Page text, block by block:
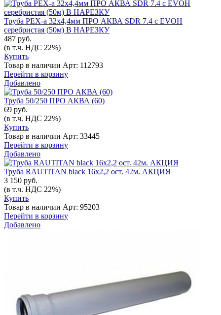
Труба PEX-a 32x4,4мм ПРО АКВА SDR 7.4 с EVOH
серебристая (50м) В НАРЕЗКУ
487 руб.
(в т.ч. НДС 22%)
Купить
Товар в наличии Арт: 112793
Перейти в корзину
Добавлено
Труба 50/250 ПРО АКВА (60)
69 руб.
(в т.ч. НДС 22%)
Купить
Товар в наличии Арт: 33445
Перейти в корзину
Добавлено
Труба RAUTITAN black 16х2,2 ост. 42м. АКЦИЯ
3 150 руб.
(в т.ч. НДС 22%)
Купить
Товар в наличии Арт: 95203
Перейти в корзину
Добавлено